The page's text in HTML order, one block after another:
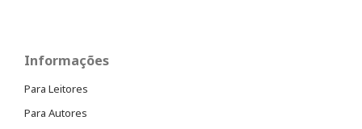
Informações
Para Leitores
Para Autores